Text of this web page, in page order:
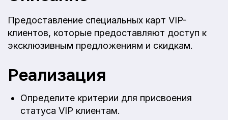
Предоставление специальных карт VIP-
клиентов, которые предоставляют доступ к
эксклюзивным предложениям и скидкам.
Реализация
Определите критерии для присвоения
статуса VIP клиентам.